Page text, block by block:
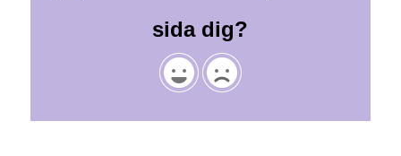
sida dig?